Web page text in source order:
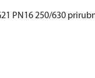
PN16 250/630